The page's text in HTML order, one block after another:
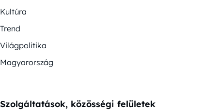
Kultúra
Trend
Világpolitika
Magyarország
Szolgáltatások, közösségi felületek